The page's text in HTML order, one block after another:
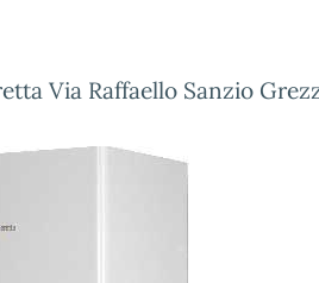
Via Raffaello Sanzio